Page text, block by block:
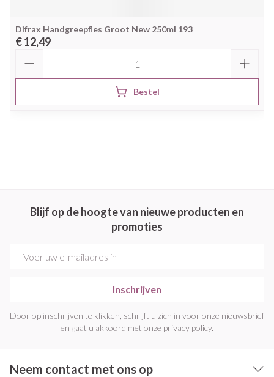
Difrax Handgreepfles Groot New 250ml 193
€ 12,49
Bestel
Blijf op de hoogte van nieuwe producten en
promoties
Inschrijven
Door op inschrijven te klikken, schrijft u zich in voor onze nieuwsbrief
en gaat u akkoord met onze privacy policy.
Neem contact met ons op